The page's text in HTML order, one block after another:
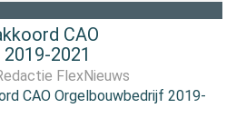
CAO
2021
FlexNieuws
CAO Orgelbouwbedrijf 2019-